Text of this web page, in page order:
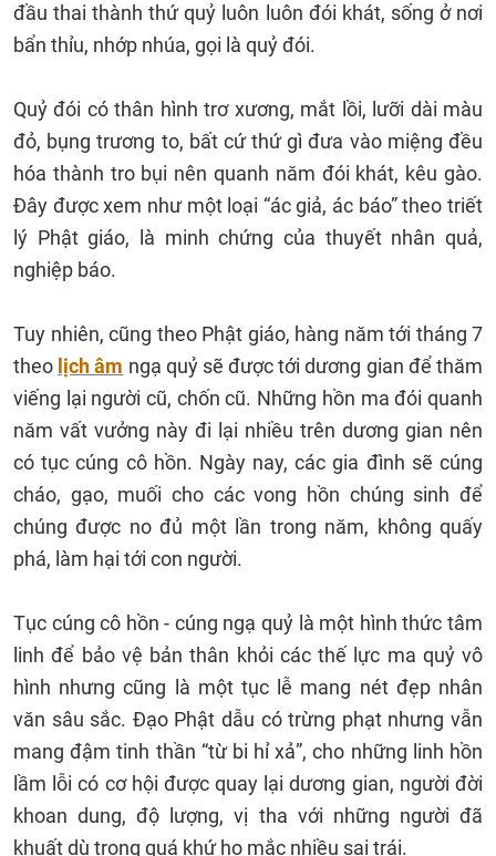
đầu thai thành thứ quỷ luôn luôn đói khát, sống ở nơi
bẩn thỉu, nhớp nhúa, gọi là quỷ đói.
Quỷ đói có thân hình trơ xương, mắt lồi, lưỡi dài màu
đỏ, bụng trương to, bất cứ thứ gì đưa vào miệng đều
hóa thành tro bụi nên quanh năm đói khát, kêu gào.
Đây được xem như một loại “ác giả, ác báo” theo triết
lý Phật giáo, là minh chứng của thuyết nhân quả,
nghiệp báo.
Tuy nhiên, cũng theo Phật giáo, hàng năm tới tháng 7
theo lịch âm ngạ quỷ sẽ được tới dương gian để thăm
viếng lại người cũ, chốn cũ. Những hồn ma đói quanh
năm vất vưởng này đi lại nhiều trên dương gian nên
có tục cúng cô hồn. Ngày nay, các gia đình sẽ cúng
cháo, gạo, muối cho các vong hồn chúng sinh để
chúng được no đủ một lần trong năm, không quấy
phá, làm hại tới con người.
Tục cúng cô hồn - cúng ngạ quỷ là một hình thức tâm
linh để bảo vệ bản thân khỏi các thế lực ma quỷ vô
hình nhưng cũng là một tục lễ mang nét đẹp nhân
văn sâu sắc. Đạo Phật dẫu có trừng phạt nhưng vẫn
mang đậm tinh thần “từ bi hỉ xả”, cho những linh hồn
lầm lỗi có cơ hội được quay lại dương gian, người đời
khoan dung, độ lượng, vị tha với những người đã
khuất dù trong quá khứ họ mắc nhiều sai trái.